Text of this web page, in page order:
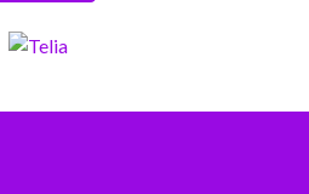
i världsklass skapar vi en